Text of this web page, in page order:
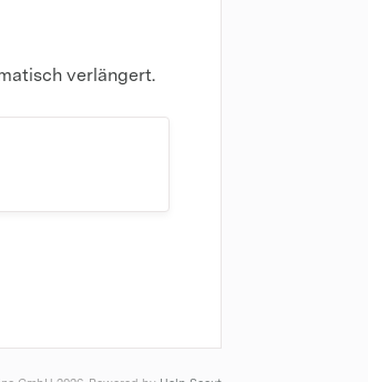
verlängert.